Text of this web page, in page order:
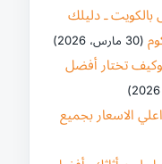
ـ دليلك
(30 مارس، 2026)
تختار أفضل
الاسعار بجميع